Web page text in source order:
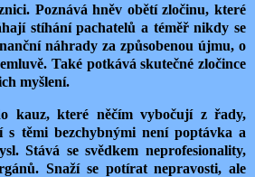
Poznává hněv obětí zločinu, které
stíhání pachatelů a téměř nikdy se
náhrady za způsobenou újmu, o
Také potkává skutečné zločince
myšlení.
kauz, které něčím vybočují z řady,
s těmi bezchybnými není poptávka a
Stává se svědkem neprofesionality,
Snaží se potírat nepravosti, ale